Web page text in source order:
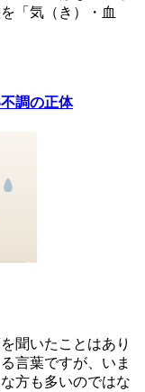
「気（き）・血
調の正体
聞いたことはあり
言葉ですが、いま
方も多いのではな